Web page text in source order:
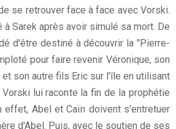
se retrouver face à face avec Vorski.
Sarek après avoir simulé sa mort. De
d'être destiné à découvrir la "Pierre-
pour faire revenir Véronique, son
son autre fils Eric sur l'île en utilisant
lui raconte la fin de la prophétie
effet, Abel et Caïn doivent s'entretuer
d'Abel. Puis, avec le soutien de ses